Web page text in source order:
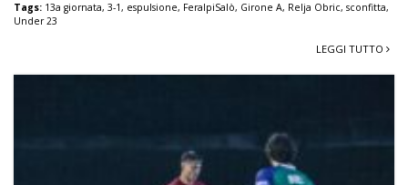
Tags: 13a giornata, 3-1, espulsione, FeralpiSalò, Girone A, Relja Obric, sconfitta,
Under 23
LEGGI TUTTO